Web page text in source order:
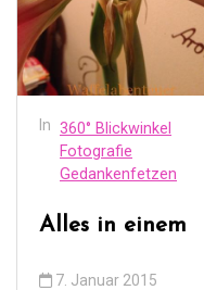
In 360° Blickwinkel
Fotografie
Gedankenfetzen
Alles in einem
7. Januar 2015